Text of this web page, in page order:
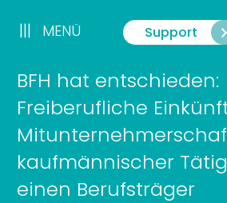
Inhalt
springen
Support
||| MENÜ
BFH hat entschieden:
Freiberufliche
kaufmännischer
einen Berufsträger